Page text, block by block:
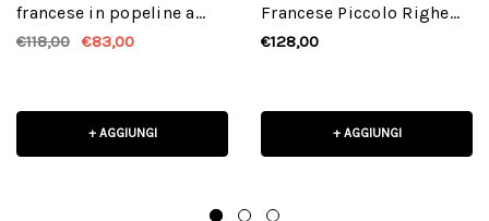
francese in popeline a
righe celeste
€118,00 €83,00
+ AGGIUNGI
Francese Piccolo Righe
Popeline Celeste
€128,00
+ AGGIUNGI